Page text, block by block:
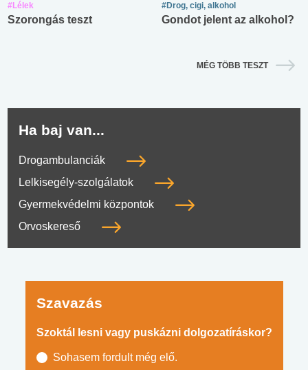
#Lélek
Szorongás teszt
#Drog, cigi, alkohol
Gondot jelent az alkohol?
MÉG TÖBB TESZT
Ha baj van...
Drogambulanciák
Lelkisegély-szolgálatok
Gyermekvédelmi központok
Orvoskereső
Szavazás
Szoktál lesni vagy puskázni dolgozatíráskor?
Sohasem fordult még elő.